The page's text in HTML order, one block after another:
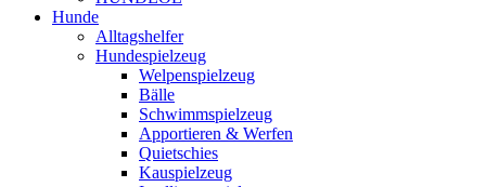
Hunde
Alltagshelfer
Hundespielzeug
Welpenspielzeug
Bälle
Schwimmspielzeug
Apportieren & Werfen
Quietschies
Kauspielzeug